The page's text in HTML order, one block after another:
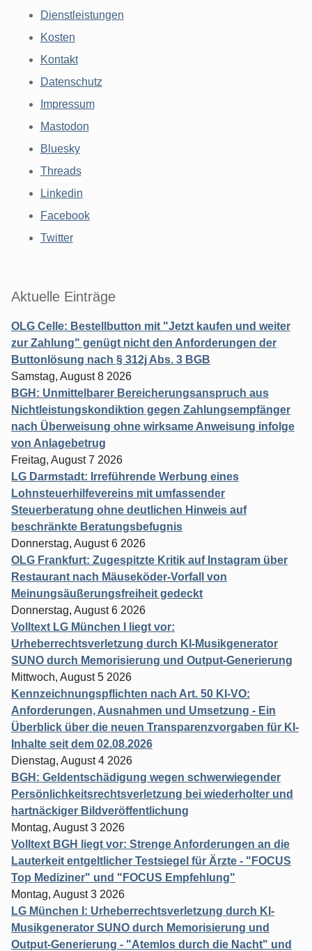
Dienstleistungen
Kosten
Kontakt
Datenschutz
Impressum
Mastodon
Bluesky
Threads
Linkedin
Facebook
Twitter
Aktuelle Einträge
OLG Celle: Bestellbutton mit "Jetzt kaufen und weiter
zur Zahlung" genügt nicht den Anforderungen der
Buttonlösung nach § 312j Abs. 3 BGB
Samstag, August 8 2026
BGH: Unmittelbarer Bereicherungsanspruch aus
Nichtleistungskondiktion gegen Zahlungsempfänger
nach Überweisung ohne wirksame Anweisung infolge
von Anlagebetrug
Freitag, August 7 2026
LG Darmstadt: Irreführende Werbung eines
Lohnsteuerhilfevereins mit umfassender
Steuerberatung ohne deutlichen Hinweis auf
beschränkte Beratungsbefugnis
Donnerstag, August 6 2026
OLG Frankfurt: Zugespitzte Kritik auf Instagram über
Restaurant nach Mäuseköder-Vorfall von
Meinungsäußerungsfreiheit gedeckt
Donnerstag, August 6 2026
Volltext LG München I liegt vor:
Urheberrechtsverletzung durch KI-Musikgenerator
SUNO durch Memorisierung und Output-Generierung
Mittwoch, August 5 2026
Kennzeichnungspflichten nach Art. 50 KI-VO:
Anforderungen, Ausnahmen und Umsetzung - Ein
Überblick über die neuen Transparenzvorgaben für KI-
Inhalte seit dem 02.08.2026
Dienstag, August 4 2026
BGH: Geldentschädigung wegen schwerwiegender
Persönlichkeitsrechtsverletzung bei wiederholter und
hartnäckiger Bildveröffentlichung
Montag, August 3 2026
Volltext BGH liegt vor: Strenge Anforderungen an die
Lauterkeit entgeltlicher Testsiegel für Ärzte - "FOCUS
Top Mediziner" und "FOCUS Empfehlung"
Montag, August 3 2026
LG München I: Urheberrechtsverletzung durch KI-
Musikgenerator SUNO durch Memorisierung und
Output-Generierung - "Atemlos durch die Nacht" und